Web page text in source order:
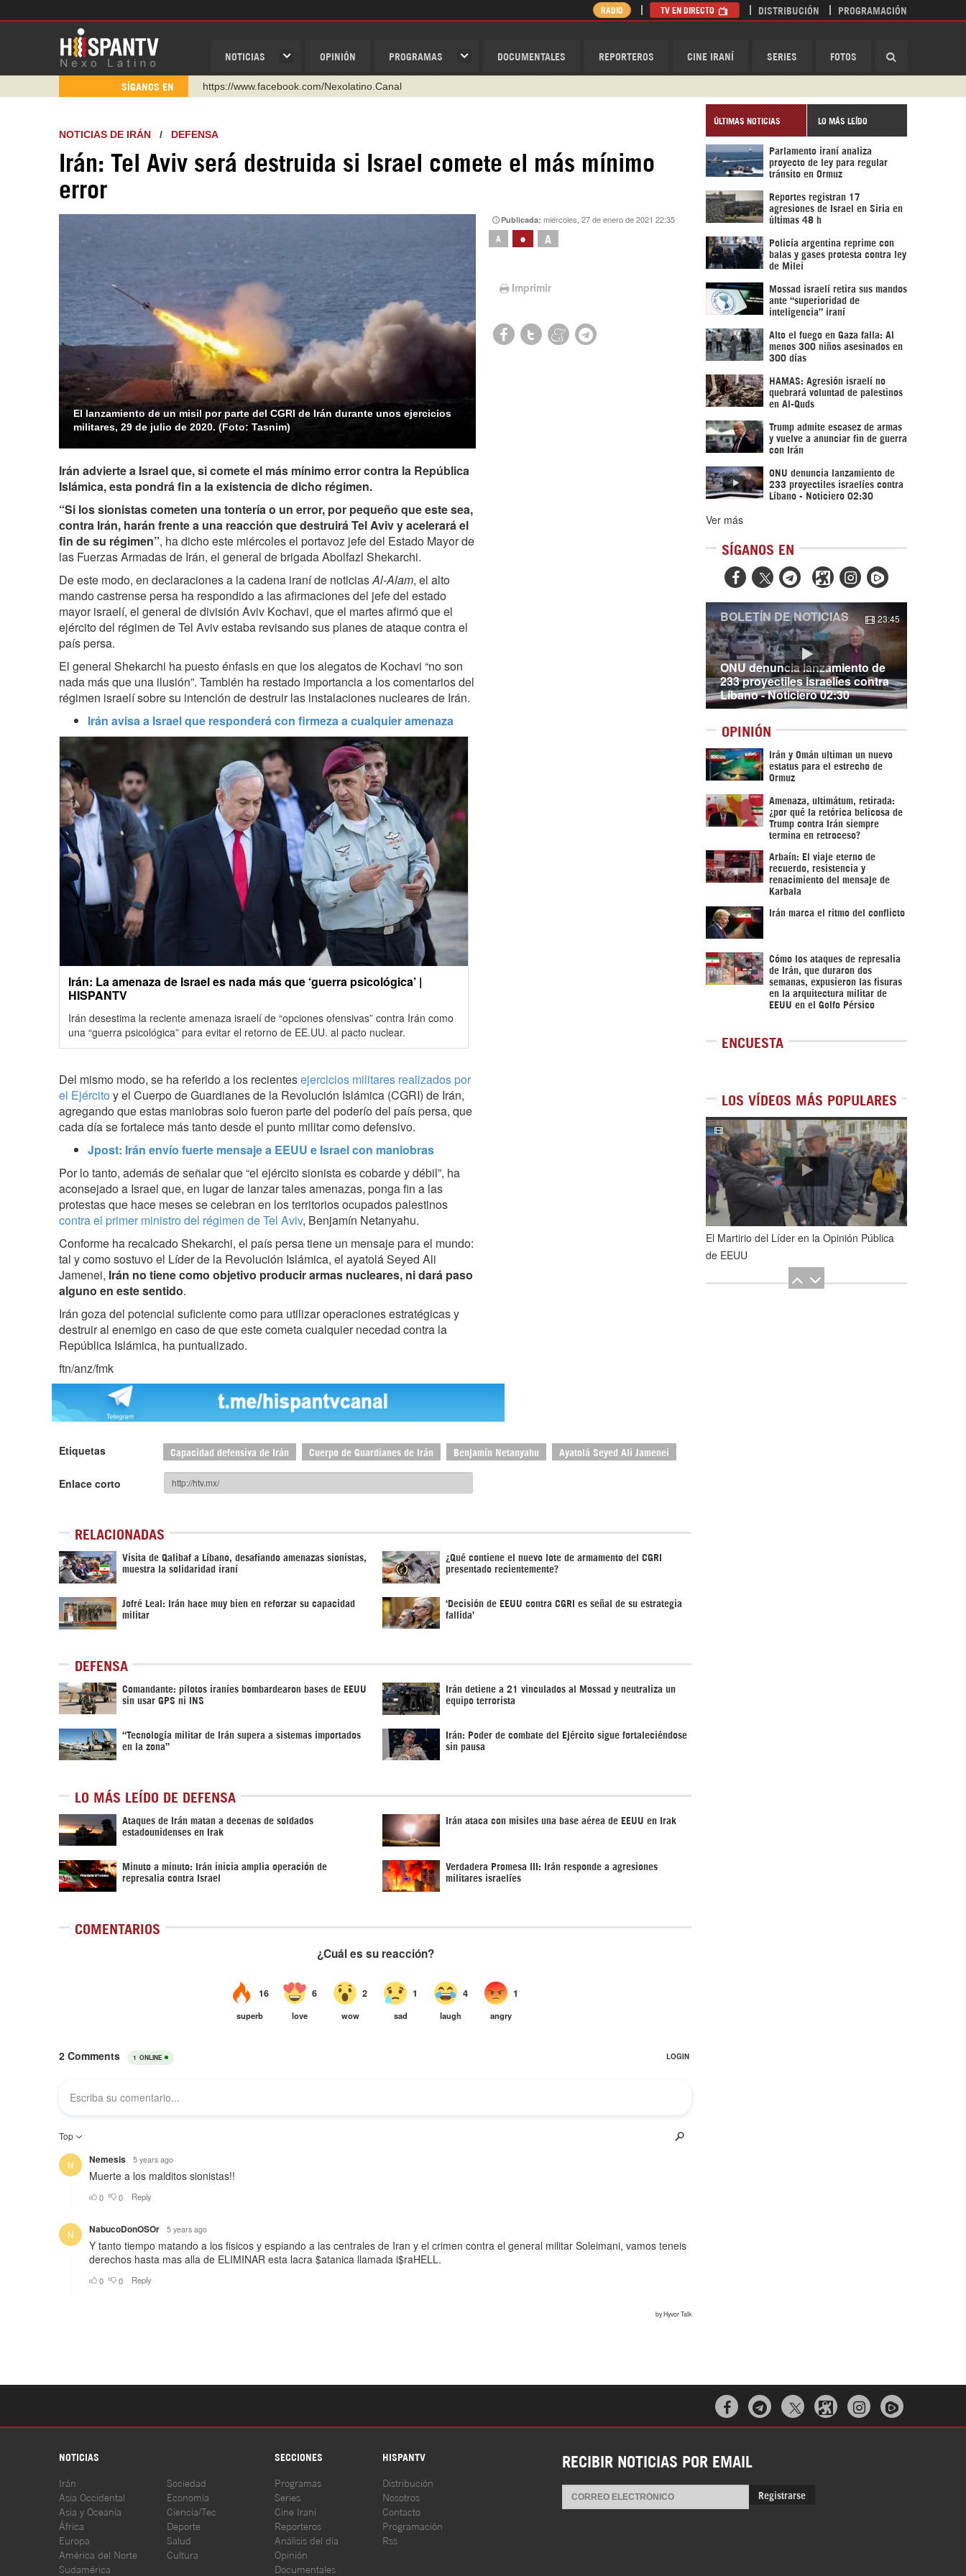
NOTICIAS OPINIÓN PROGRAMAS DOCUMENTALES REPORTEROS CINE IRANÍ SERIES FOTOS
RADIO TV EN DIRECTO DISTRIBUCIÓN PROGRAMACIÓN
SÍGANOS EN
https://www.youtube.com/@nexo_latino
https://t.me/hispantvcanal
https://urmedium.com/c/hispantv
WhatsApp y Viber: +98 921 79 29 404
https://www.facebook.com/Nexolatino.Canal
NOTICIAS DE IRÁN / DEFENSA
Irán: Tel Aviv será destruida si Israel comete el más mínimo
error
El lanzamiento de un misil por parte del CGRI de Irán durante unos ejercicios
militares, 29 de julio de 2020. (Foto: Tasnim)
Publicada:miércoles, 27 de enero de 2021 22:35
A • A
Imprimir
Irán advierte a Israel que, si comete el más mínimo error contra la República
Islámica, esta pondrá fin a la existencia de dicho régimen.
“Si los sionistas cometen una tontería o un error, por pequeño que este sea,
contra Irán, harán frente a una reacción que destruirá Tel Aviv y acelerará el
fin de su régimen”, ha dicho este miércoles el portavoz jefe del Estado Mayor de
las Fuerzas Armadas de Irán, el general de brigada Abolfazl Shekarchi.
De este modo, en declaraciones a la cadena iraní de noticiasAl-Alam, el alto
mando castrense persa ha respondido a las afirmaciones del jefe del estado
mayor israelí, el general de división Aviv Kochavi, que el martes afirmó que el
ejército del régimen de Tel Aviv estaba revisando sus planes de ataque contra el
país persa.
El general Shekarchi ha puesto énfasis en que los alegatos de Kochavi “no son
nada más que una ilusión”. También ha restado importancia a los comentarios del
régimen israelí sobre su intención de destruir las instalaciones nucleares de Irán.
Irán avisa a Israel que responderá con firmeza a cualquier amenaza
Irán: La amenaza de Israel es nada más que ‘guerra psicológica’ |
HISPANTV
Irán desestima la reciente amenaza israelí de “opciones ofensivas” contra Irán como
una “guerra psicológica” para evitar el retorno de EE.UU. al pacto nuclear.
Del mismo modo, se ha referido a los recientesejercicios militares realizados por
el Ejército y el Cuerpo de Guardianes de la Revolución Islámica (CGRI) de Irán,
agregando que estas maniobras solo fueron parte del poderío del país persa, que
cada día se fortalece más tanto desde el punto militar como defensivo.
Jpost: Irán envío fuerte mensaje a EEUU e Israel con maniobras
Por lo tanto, además de señalar que “el ejército sionista es cobarde y débil”, ha
aconsejado a Israel que, en lugar de lanzar tales amenazas, ponga fin a las
protestas que hace meses se celebran en los territorios ocupados palestinos
contra el primer ministro del régimen de Tel Aviv, Benjamín Netanyahu.
Conforme ha recalcado Shekarchi, el país persa tiene un mensaje para el mundo:
tal y como sostuvo el Líder de la Revolución Islámica, el ayatolá Seyed Ali
Jamenei, Irán no tiene como objetivo producir armas nucleares, ni dará paso
alguno en este sentido.
Irán goza del potencial suficiente como para utilizar operaciones estratégicas y
destruir al enemigo en caso de que este cometa cualquier necedad contra la
República Islámica, ha puntualizado.
ftn/anz/fmk
Etiquetas Capacidad defensiva de Irán Cuerpo de Guardianes de Irán Benjamín Netanyahu Ayatolá Seyed Ali Jamenei
Enlace corto
RELACIONADAS
Visita de Qalibaf a Líbano, desafiando amenazas sionistas,
muestra la solidaridad iraní
¿Qué contiene el nuevo lote de armamento del CGRI
presentado recientemente?
Jofré Leal: Irán hace muy bien en reforzar su capacidad
militar
‘Decisión de EEUU contra CGRI es señal de su estrategia
fallida’
DEFENSA
Comandante: pilotos iraníes bombardearon bases de EEUU
sin usar GPS ni INS
Irán detiene a 21 vinculados al Mossad y neutraliza un
equipo terrorista
“Tecnología militar de Irán supera a sistemas importados
en la zona”
Irán: Poder de combate del Ejército sigue fortaleciéndose
sin pausa
LO MÁS LEÍDO DE DEFENSA
Ataques de Irán matan a decenas de soldados
estadounidenses en Irak
Irán ataca con misiles una base aérea de EEUU en Irak
Minuto a minuto: Irán inicia amplia operación de
represalia contra Israel
Verdadera Promesa III: Irán responde a agresiones
militares israelíes
COMENTARIOS
ÚLTIMAS NOTICIAS LO MÁS LEÍDO
Parlamento iraní analiza
proyecto de ley para regular
tránsito en Ormuz
Reportes registran 17
agresiones de Israel en Siria en
últimas 48 h
Policía argentina reprime con
balas y gases protesta contra ley
de Milei
Mossad israelí retira sus mandos
ante “superioridad de
inteligencia” iraní
Alto el fuego en Gaza falla: Al
menos 300 niños asesinados en
300 días
HAMAS: Agresión israelí no
quebrará voluntad de palestinos
en Al-Quds
Trump admite escasez de armas
y vuelve a anunciar fin de guerra
con Irán
ONU denuncia lanzamiento de
233 proyectiles israelíes contra
Líbano - Noticiero 02:30
Ver más
SÍGANOS EN
  
ONU denuncia lanzamiento de
233 proyectiles israelíes contra
Líbano - Noticiero 02:30
BOLETÍN DE NOTICIAS 23:45
OPINIÓN
Irán y Omán ultiman un nuevo
estatus para el estrecho de
Ormuz
Amenaza, ultimátum, retirada:
¿por qué la retórica belicosa de
Trump contra Irán siempre
termina en retroceso?
Arbaín: El viaje eterno de
recuerdo, resistencia y
renacimiento del mensaje de
Karbala
Irán marca el ritmo del conflicto
Cómo los ataques de represalia
de Irán, que duraron dos
semanas, expusieron las fisuras
en la arquitectura militar de
EEUU en el Golfo Pérsico
ENCUESTA
LOS VÍDEOS MÁS POPULARES
1de5
El Martirio del Líder en la Opinión Pública
de EEUU
  
NOTICIAS SECCIONES HISPANTV
Irán
Asia Occidental
Asia y Oceanía
África
Europa
América del Norte
Sudamérica
Sociedad
Economía
Ciencia/Tec
Deporte
Salud
Cultura
Programas
Series
Cine Iraní
Reporteros
Análisis del día
Opinión
Documentales
Distribución
Nosotros
Contacto
Programación
Rss
RECIBIR NOTICIAS POR EMAIL
Registrarse